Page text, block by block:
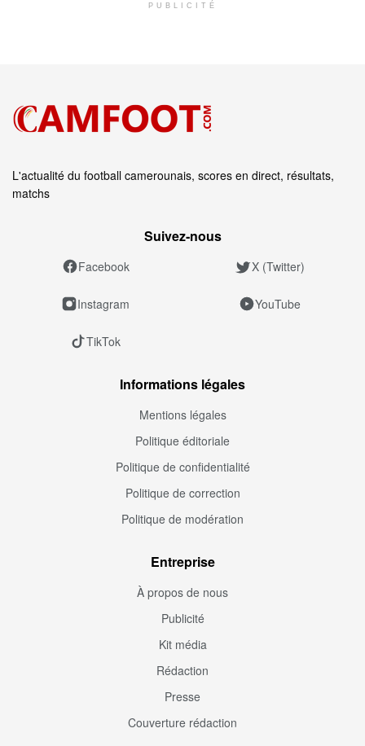
PUBLICITÉ
L'actualité du football camerounais, scores en direct, résultats,
matchs
Suivez‑nous
Facebook X (Twitter)
Instagram YouTube
TikTok
Informations légales
Mentions légales
Politique éditoriale
Politique de confidentialité
Politique de correction
Politique de modération
Entreprise
À propos de nous
Publicité
Kit média
Rédaction
Presse
Couverture rédaction